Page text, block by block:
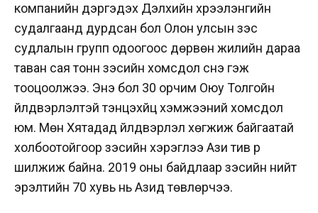
компанийн дэргэдэх Дэлхийн хүрээлэнгийн
судалгаанд дурдсан бол Олон улсын зэс
судлалын групп одоогоос дөрвөн жилийн дараа
таван сая тонн зэсийн хомсдол үүснэ гэж
тооцоолжээ. Энэ бол 30 орчим Оюу Толгойн
үйлдвэрлэлтэй тэнцэхүйц хэмжээний хомсдол
юм. Мөн Хятадад үйлдвэрлэл хөгжиж байгаатай
холбоотойгоор зэсийн хэрэглээ Ази тив рүү
шилжиж байна. 2019 оны байдлаар зэсийн нийт
эрэлтийн 70 хувь нь Азид төвлөрчээ.